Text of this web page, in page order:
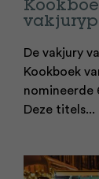
De vakjury
Kookboek
nomineerde
Deze titels...